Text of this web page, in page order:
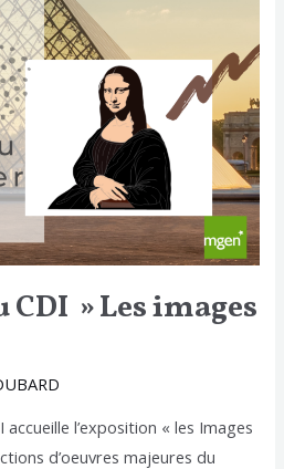
» Les images
l’exposition « les Images
d’oeuvres majeures du